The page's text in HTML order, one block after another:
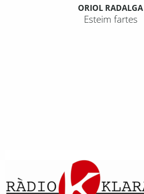
ORIOL RADALGA
Esteim fartes